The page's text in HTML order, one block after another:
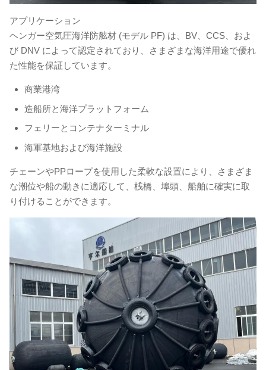
アプリケーション
ヘンガー空気圧海洋防舷材 (モデル PF) は、BV、CCS、およ
び DNV によって認定されており、さまざまな海洋用途で優れ
た性能を保証しています。
商業港湾
造船所と海洋プラットフォーム
フェリーとコンテナターミナル
海軍基地および海洋施設
チェーンやPPロープを使用した柔軟な設置により、さまざま
な潮位や船の動きに適応して、桟橋、埠頭、船舶に確実に取
り付けることができます。